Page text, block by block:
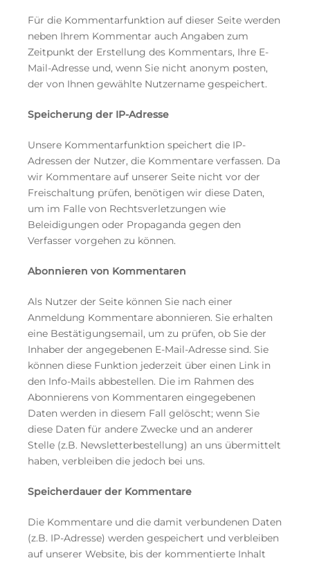
Für die Kommentarfunktion auf dieser Seite werden
neben Ihrem Kommentar auch Angaben zum
Zeitpunkt der Erstellung des Kommentars, Ihre E-
Mail-Adresse und, wenn Sie nicht anonym posten,
der von Ihnen gewählte Nutzername gespeichert.
Speicherung der IP-Adresse
Unsere Kommentarfunktion speichert die IP-
Adressen der Nutzer, die Kommentare verfassen. Da
wir Kommentare auf unserer Seite nicht vor der
Freischaltung prüfen, benötigen wir diese Daten,
um im Falle von Rechtsverletzungen wie
Beleidigungen oder Propaganda gegen den
Verfasser vorgehen zu können.
Abonnieren von Kommentaren
Als Nutzer der Seite können Sie nach einer
Anmeldung Kommentare abonnieren. Sie erhalten
eine Bestätigungsemail, um zu prüfen, ob Sie der
Inhaber der angegebenen E-Mail-Adresse sind. Sie
können diese Funktion jederzeit über einen Link in
den Info-Mails abbestellen. Die im Rahmen des
Abonnierens von Kommentaren eingegebenen
Daten werden in diesem Fall gelöscht; wenn Sie
diese Daten für andere Zwecke und an anderer
Stelle (z.B. Newsletterbestellung) an uns übermittelt
haben, verbleiben die jedoch bei uns.
Speicherdauer der Kommentare
Die Kommentare und die damit verbundenen Daten
(z.B. IP-Adresse) werden gespeichert und verbleiben
auf unserer Website, bis der kommentierte Inhalt